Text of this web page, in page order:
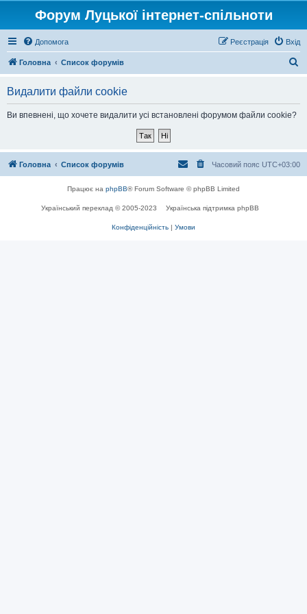
Форум Луцької інтернет-спільноти
Допомога Вхід
Реєстрація
Головна Список форумів
Видалити файли cookie
Ви впевнені, що хочете видалити усі встановлені форумом файли cookie?
Головна Список форумів Часовий пояс UTC+03:00
Працює на phpBB® Forum Software © phpBB Limited
Український переклад © 2005-2023 Українська підтримка phpBB
Конфіденційність | Умови